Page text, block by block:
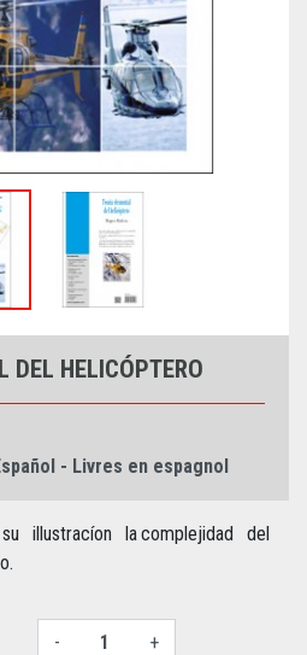
DEL HELICÓPTERO
- Livres en espagnol
illustracíon la complejidad del
- +